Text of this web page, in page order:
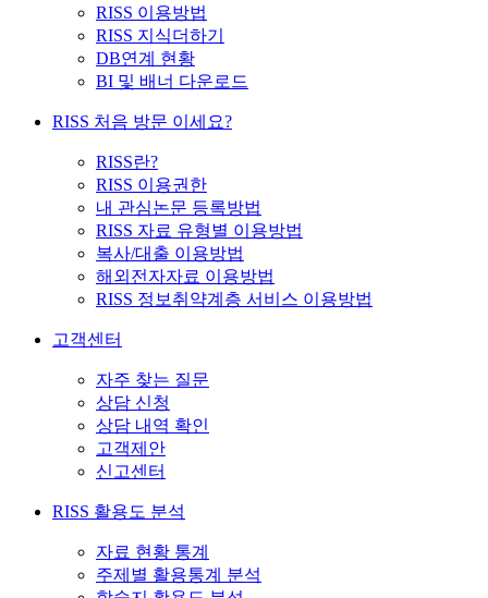
RISS 이용방법
RISS 지식더하기
DB연계 현황
BI 및 배너 다운로드
RISS 처음 방문 이세요?
RISS란?
RISS 이용권한
내 관심논문 등록방법
RISS 자료 유형별 이용방법
복사/대출 이용방법
해외전자자료 이용방법
RISS 정보취약계층 서비스 이용방법
고객센터
자주 찾는 질문
상담 신청
상담 내역 확인
고객제안
신고센터
RISS 활용도 분석
자료 현황 통계
주제별 활용통계 분석